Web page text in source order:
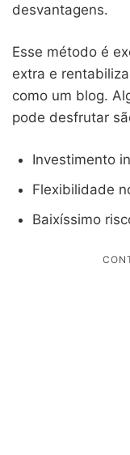
desvantagens.
Esse método é
extra e
como um blog.
pode desfrutar
Investimento
Flexibilidade
Baixíssimo